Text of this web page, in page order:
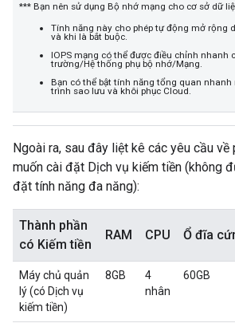
*** Bạn nên sử dụng Bộ nhớ mạng cho cơ sở dữ
Tính năng này cho phép tự động mở rộng
và khi là bắt buộc.
IOPS mạng có thể được điều chỉnh nhanh
trường/Hệ thống phụ bộ nhớ/Mạng.
Bạn có thể bật tính năng tổng quan
trình sao lưu và khôi phục Cloud.
Ngoài ra, sau đây liệt kê các yêu cầu về
muốn cài đặt Dịch vụ kiếm tiền (không
đặt tính năng đa năng):
Thành phần
có Kiếm tiền
RAM CPU Ổ đĩa
Máy chủ quản
lý (có Dịch vụ
kiếm tiền)
8GB
4
nhân
60GB